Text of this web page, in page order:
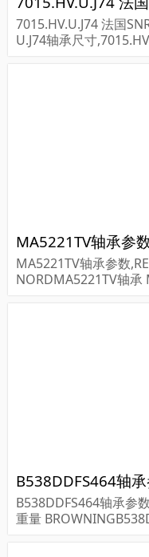
7015.HV.U.J74 法国
U.J74轴承尺寸
MA5221TV轴承参数
NORDMA5221TV轴承
B538DDFS464轴承参
重量